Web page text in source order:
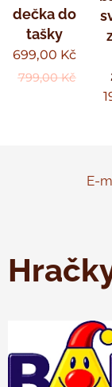
dečka do
tašky
699,00 Kč
799,00Kč
E-